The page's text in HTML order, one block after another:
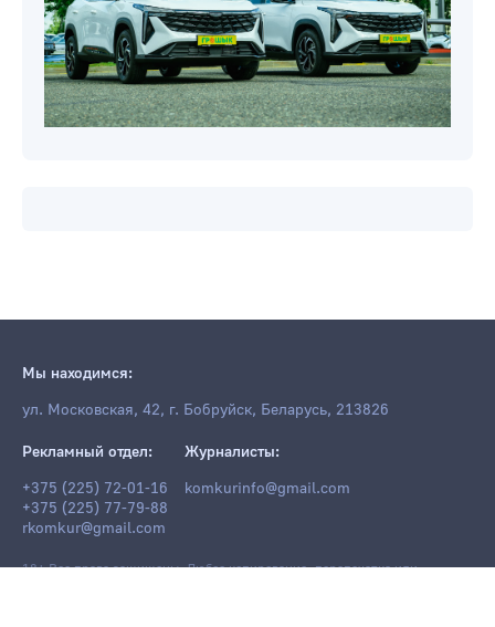
Мы находимся:
ул. Московская, 42, г. Бобруйск, Беларусь, 213826
Рекламный отдел:
+375 (225) 72-01-16
+375 (225) 77-79-88
rkomkur@gmail.com
Журналисты:
komkurinfo@gmail.com
18+ Все права защищены. Любое копирование, перепечатка или